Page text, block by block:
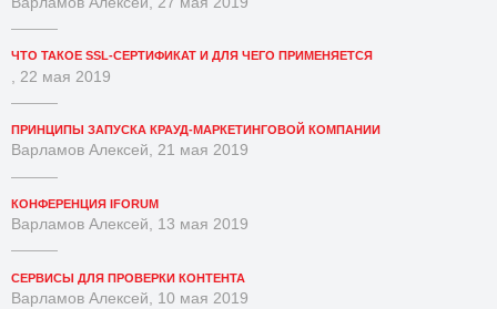
ЧТО ТАКОЕ SSL-СЕРТИФИКАТ И ДЛЯ ЧЕГО ПРИМЕНЯЕТСЯ
, 22 мая 2019
ПРИНЦИПЫ ЗАПУСКА КРАУД-МАРКЕТИНГОВОЙ КОМПАНИИ
Варламов Алексей, 21 мая 2019
КОНФЕРЕНЦИЯ IFORUM
Варламов Алексей, 13 мая 2019
СЕРВИСЫ ДЛЯ ПРОВЕРКИ КОНТЕНТА
Варламов Алексей, 10 мая 2019